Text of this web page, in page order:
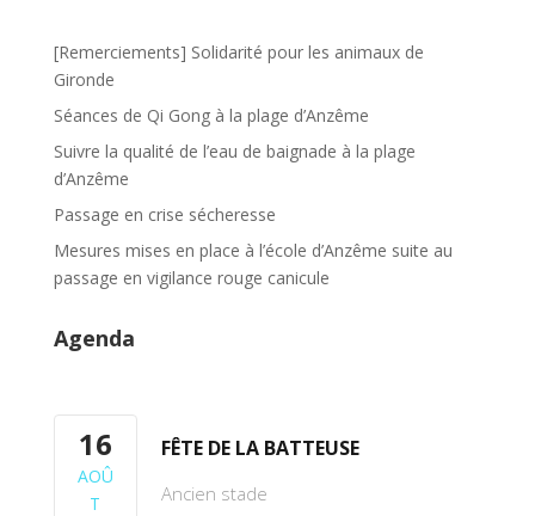
k
[Remerciements] Solidarité pour les animaux de
Gironde
Séances de Qi Gong à la plage d’Anzême
Suivre la qualité de l’eau de baignade à la plage
d’Anzême
Passage en crise sécheresse
Mesures mises en place à l’école d’Anzême suite au
passage en vigilance rouge canicule
Agenda
16
AOÛ
T
FÊTE DE LA BATTEUSE
Ancien stade